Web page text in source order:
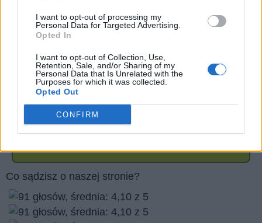
I want to opt-out of processing my
Personal Data for Targeted Advertising.
Opted In
I want to opt-out of Collection, Use,
Retention, Sale, and/or Sharing of my
Personal Data that Is Unrelated with the
Purposes for which it was collected.
Opted Out
CONFIRM
thongsee/stock.adobe.com
joda/stock.adobe.com
B. Wylezich/stock.adobe.com
Winne/stock.adobe.com
Czy podoba Ci się nasza strona internetowa? podziel
się nim ze znajomymi
Co sądzisz o naszej stronie?